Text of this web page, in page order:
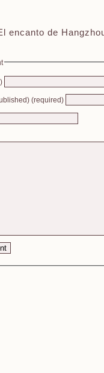
encanto de
(required)